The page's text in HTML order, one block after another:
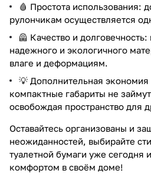
🩸 Простота использования:
рулончикам осуществляется
🦺 Качество и
надежного и экологичного
влаге и деформациям.
💡 Дополнительная экономия
компактные габариты не
освобождая пространство для
Оставайтесь организованы и
неожиданностей, выбирайте
туалетной бумаги уже сегодня
комфортом в своём доме!